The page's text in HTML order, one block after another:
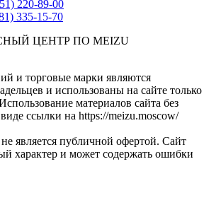
220-89-00
335-15-70
ЦЕНТР ПО MEIZU
и торговые марки являются
и использованы на сайте только
материалов сайта без
ссылки на https://meizu.moscow/
является публичной офертой. Сайт
характер и может содержать ошибки